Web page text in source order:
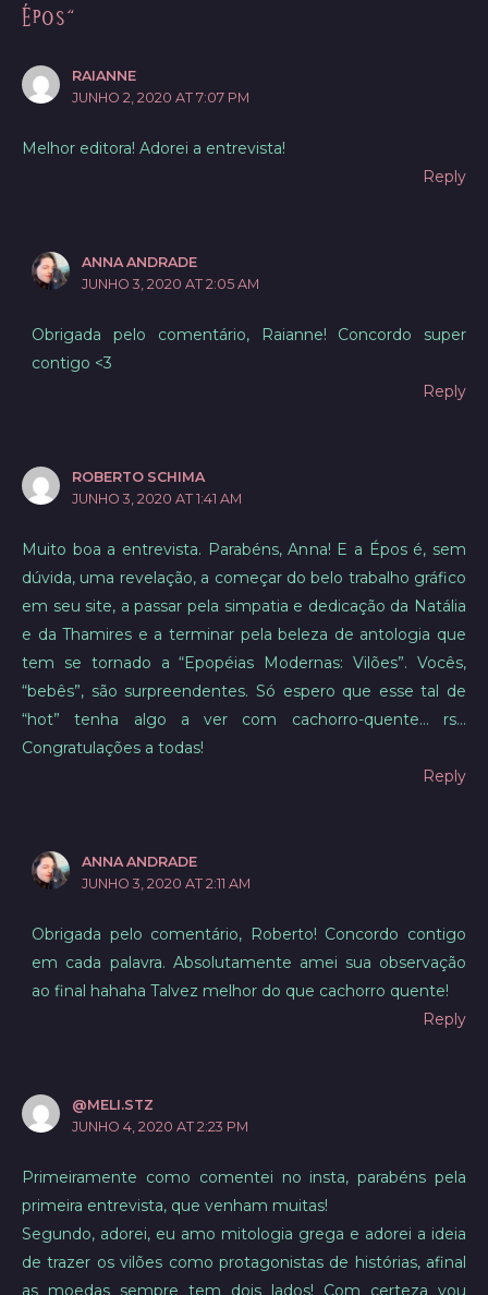
Épos”
RAIANNE
JUNHO 2, 2020 AT 7:07 PM
Melhor editora! Adorei a entrevista!
Reply
ANNA ANDRADE
JUNHO 3, 2020 AT 2:05 AM
Obrigada pelo comentário, Raianne! Concordo super
contigo <3
Reply
ROBERTO SCHIMA
JUNHO 3, 2020 AT 1:41 AM
Muito boa a entrevista. Parabéns, Anna! E a Épos é, sem
dúvida, uma revelação, a começar do belo trabalho gráfico
em seu site, a passar pela simpatia e dedicação da Natália
e da Thamires e a terminar pela beleza de antologia que
tem se tornado a “Epopéias Modernas: Vilões”. Vocês,
“bebês”, são surpreendentes. Só espero que esse tal de
“hot” tenha algo a ver com cachorro-quente… rs…
Congratulações a todas!
Reply
ANNA ANDRADE
JUNHO 3, 2020 AT 2:11 AM
Obrigada pelo comentário, Roberto! Concordo contigo
em cada palavra. Absolutamente amei sua observação
ao final hahaha Talvez melhor do que cachorro quente!
Reply
@MELI.STZ
JUNHO 4, 2020 AT 2:23 PM
Primeiramente como comentei no insta, parabéns pela
primeira entrevista, que venham muitas!
Segundo, adorei, eu amo mitologia grega e adorei a ideia
de trazer os vilões como protagonistas de histórias, afinal
as moedas sempre tem dois lados! Com certeza vou